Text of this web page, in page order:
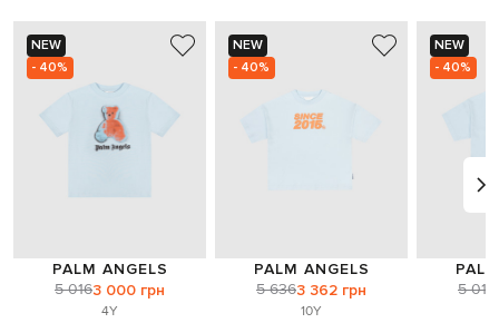
NEW
- 40%
PALM ANGELS
5 0163 000 грн
4Y
NEW
- 40%
PALM ANGELS
5 6363 362 грн
10Y
NEW
- 40%
5 016